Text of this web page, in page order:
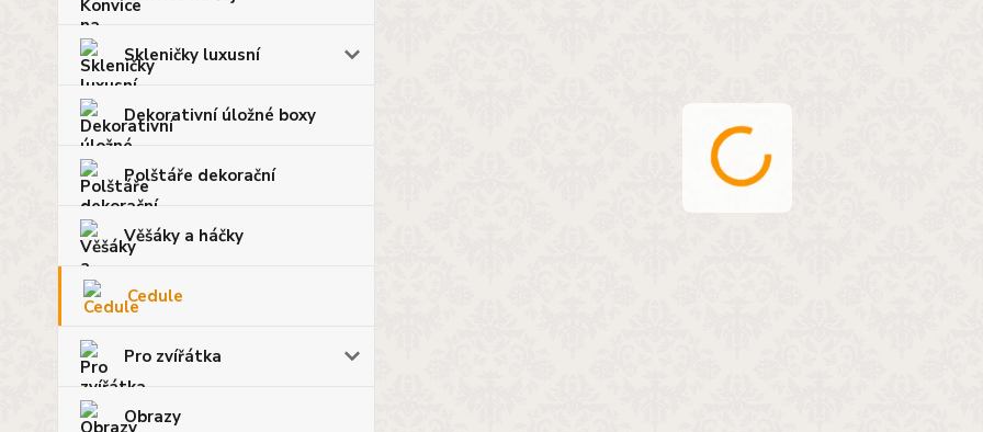
Skleničky luxusní
Dekorativní úložné boxy
Polštáře dekorační
Věšáky a háčky
Cedule
Pro zvířátka
Obrazy